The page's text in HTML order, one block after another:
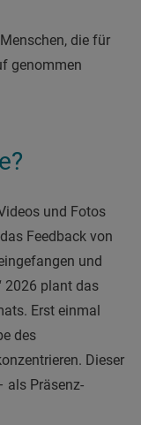
die für
genommen
und Fotos
Feedback von
und
2026 plant das
Erst einmal
des
Dieser
als Präsenz-